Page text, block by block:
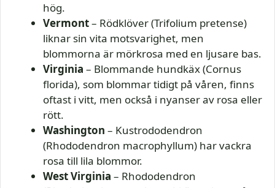
hög.
Vermont– Rödklöver (Trifolium pretense)
liknar sin vita motsvarighet, men
blommorna är mörkrosa med en ljusare bas.
Virginia – Blommande hundkäx (Cornus
florida), som blommar tidigt på våren, finns
oftast i vitt, men också i nyanser av rosa eller
rött.
Washington – Kustrododendron
(Rhododendron macrophyllum) har vackra
rosa till lila blommor.
West Virginia – Rhododendron